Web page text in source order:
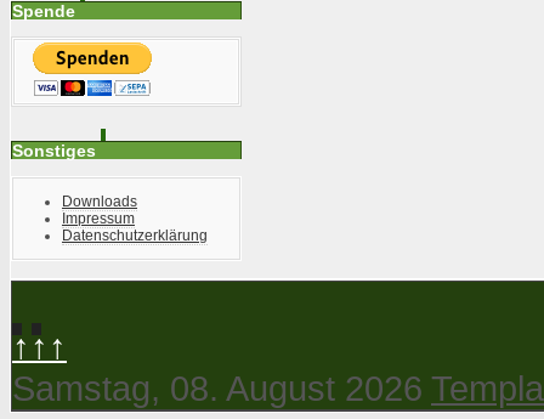
Spende
Sonstiges
Downloads
Impressum
Datenschutzerklärung
↑↑↑
Samstag, 08. August 2026